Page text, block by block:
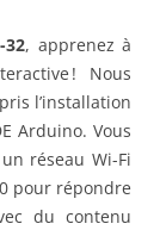
32, apprenez à
! Nous
l’installation
Arduino. Vous
réseau Wi-Fi
pour répondre
du contenu